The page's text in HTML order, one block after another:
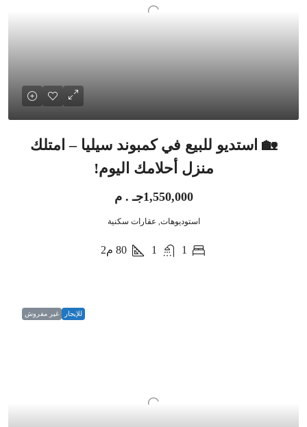
🏡 استديو للبيع في كمبوند سيليا – امتلك
منزل أحلامك اليوم!
1,550,000جـ . م
استوديوهات, عقارات سكنية
1
1
80 م2
للإيجار غير مفروش